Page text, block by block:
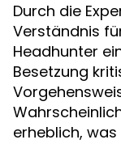
Durch die
Verständnis
Headhunter
Besetzung
erheblich,